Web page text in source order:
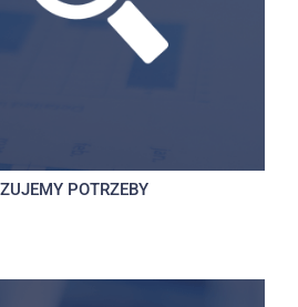
POTRZEBY